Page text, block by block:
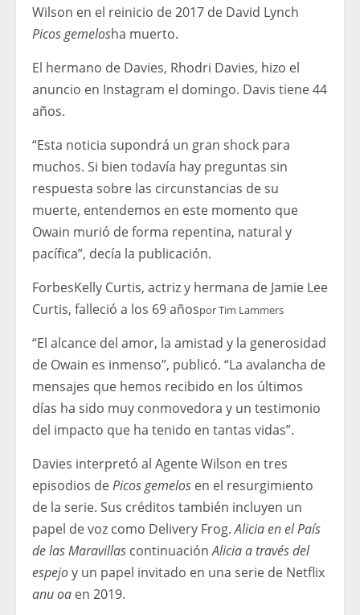
Wilson en el reinicio de 2017 de David Lynch
Picos gemelosha muerto.
El hermano de Davies, Rhodri Davies, hizo el
anuncio en Instagram el domingo. Davis tiene 44
años.
“Esta noticia supondrá un gran shock para
muchos. Si bien todavía hay preguntas sin
respuesta sobre las circunstancias de su
muerte, entendemos en este momento que
Owain murió de forma repentina, natural y
pacífica”, decía la publicación.
ForbesKelly Curtis, actriz y hermana de Jamie Lee
Curtis, falleció a los 69 añosporTim Lammers
“El alcance del amor, la amistad y la generosidad
de Owain es inmenso”, publicó. “La avalancha de
mensajes que hemos recibido en los últimos
días ha sido muy conmovedora y un testimonio
del impacto que ha tenido en tantas vidas”.
Davies interpretó al Agente Wilson en tres
episodios dePicos gemelos en el resurgimiento
de la serie. Sus créditos también incluyen un
papel de voz como Delivery Frog.Alicia en el País
de las Maravillas continuaciónAlicia a través del
espejoy un papel invitado en una serie de Netflix
anu oa en 2019.